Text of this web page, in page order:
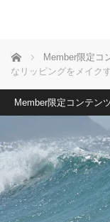
ホーム Member限定コ
なリッピングをメイク
Member限定コンテン